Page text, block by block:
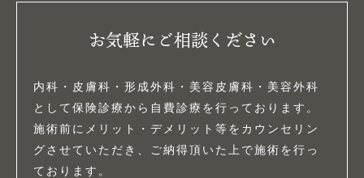
お気軽にご相談ください
内科・皮膚科・形成外科・美容皮膚科・美容外科
として保険診療から自費診療を行っております。
施術前にメリット・デメリット等をカウンセリン
グさせていただき、ご納得頂いた上で施術を行っ
ております。